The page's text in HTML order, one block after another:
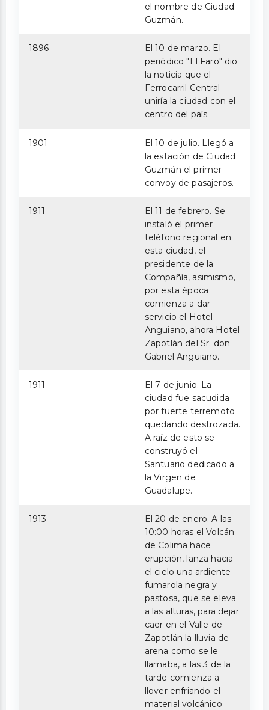
el nombre de Ciudad
Guzmán.
1896
El 10 de marzo. El
periódico "El Faro" dio
la noticia que el
Ferrocarril Central
uniría la ciudad con el
centro del país.
1901
El 10 de julio. Llegó a
la estación de Ciudad
Guzmán el primer
convoy de pasajeros.
1911
El 11 de febrero. Se
instaló el primer
teléfono regional en
esta ciudad, el
presidente de la
Compañía, asimismo,
por esta época
comienza a dar
servicio el Hotel
Anguiano, ahora Hotel
Zapotlán del Sr. don
Gabriel Anguiano.
1911
El 7 de junio. La
ciudad fue sacudida
por fuerte terremoto
quedando destrozada.
A raíz de esto se
construyó el
Santuario dedicado a
la Virgen de
Guadalupe.
1913
El 20 de enero. A las
10:00 horas el Volcán
de Colima hace
erupción, lanza hacia
el cielo una ardiente
fumarola negra y
pastosa, que se eleva
a las alturas, para dejar
caer en el Valle de
Zapotlán la lluvia de
arena como se le
llamaba, a las 3 de la
tarde comienza a
llover enfriando el
material volcánico